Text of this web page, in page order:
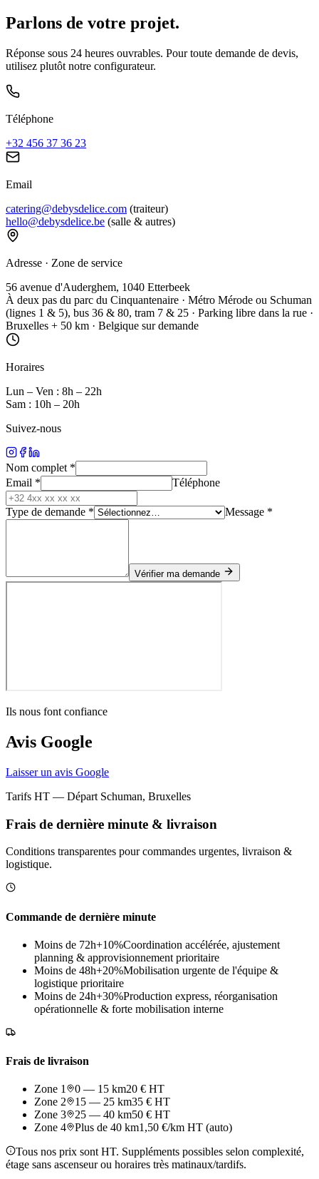
Parlons de votre projet.
Réponse sous 24 heures ouvrables. Pour toute demande de devis,
utilisez plutôt notre configurateur.
Téléphone
+32 456 37 36 23
Email
catering@debysdelice.com (traiteur)
hello@debysdelice.be (salle & autres)
Adresse · Zone de service
56 avenue d'Auderghem, 1040 Etterbeek
À deux pas du parc du Cinquantenaire · Métro Mérode ou Schuman
(lignes 1 & 5), bus 36 & 80, tram 7 & 25 · Parking libre dans la rue ·
Bruxelles + 50 km · Belgique sur demande
Horaires
Lun – Ven : 8h – 22h
Sam : 10h – 20h
Suivez-nous
Nom complet *
Email * Téléphone
Type de demande * Message *
Vérifier ma demande
Ils nous font confiance
Avis Google
Laisser un avis Google
Tarifs HT — Départ Schuman, Bruxelles
Frais de dernière minute & livraison
Conditions transparentes pour commandes urgentes, livraison &
logistique.
Commande de dernière minute
Moins de 72h+10%Coordination accélérée, ajustement
planning & approvisionnement prioritaire
Moins de 48h+20%Mobilisation urgente de l'équipe &
logistique prioritaire
Moins de 24h+30%Production express, réorganisation
opérationnelle & forte mobilisation interne
Frais de livraison
Zone 1 0 — 15 km20 € HT
Zone 2
15 — 25 km35 € HT
Zone 3
25 — 40 km50 € HT
Zone 4
Plus de 40 km1,50 €/km HT (auto)
Tous nos prix sont HT. Suppléments possibles selon complexité,
étage sans ascenseur ou horaires très matinaux/tardifs.